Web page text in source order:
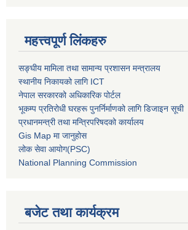
महत्त्वपूर्ण लिंकहरु
सङ्घीय मामिला तथा सामान्य प्रशासन मन्त्रालय
स्थानीय निकायको लागि ICT
नेपाल सरकारको अधिकारिक पोर्टल
भूकम्प प्रतिरोधी घरहरू पुनर्निर्माणको लागि डिजाइन सूची
प्रधानमन्त्री तथा मन्त्रिपरिषदको कार्यालय
Gis Map मा जानुहोस
लोक सेवा आयोग(PSC)
National Planning Commission
बजेट तथा कार्यक्रम